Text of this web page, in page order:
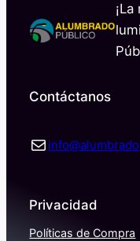
Contáctanos
Correo electrónico
Privacidad
Políticas de Compra